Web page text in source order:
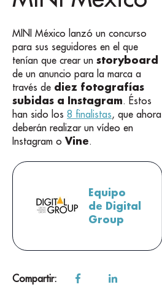
MINI México lanzó un concurso
para sus seguidores en el que
tenían que crear un storyboard
de un anuncio para la marca a
través de diez fotografías
subidas a Instagram. Éstos
han sido los 8 finalistas, que ahora
deberán realizar un vídeo en
Instagram o Vine.
Equipo
de Digital
Group
Compartir: